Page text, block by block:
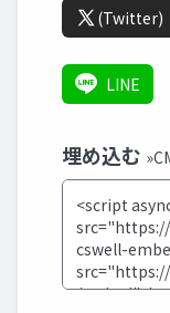
(Twitter)
LINE
埋め込む